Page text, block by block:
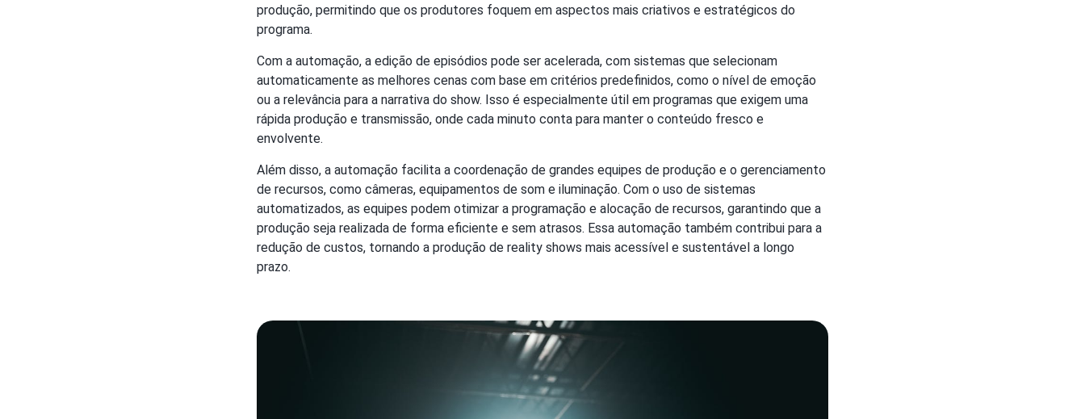
produção, permitindo que os produtores foquem em aspectos mais criativos e estratégicos do
programa.
Com a automação, a edição de episódios pode ser acelerada, com sistemas que selecionam
automaticamente as melhores cenas com base em critérios predefinidos, como o nível de emoção
ou a relevância para a narrativa do show. Isso é especialmente útil em programas que exigem uma
rápida produção e transmissão, onde cada minuto conta para manter o conteúdo fresco e
envolvente.
Além disso, a automação facilita a coordenação de grandes equipes de produção e o gerenciamento
de recursos, como câmeras, equipamentos de som e iluminação. Com o uso de sistemas
automatizados, as equipes podem otimizar a programação e alocação de recursos, garantindo que a
produção seja realizada de forma eficiente e sem atrasos. Essa automação também contribui para a
redução de custos, tornando a produção de reality shows mais acessível e sustentável a longo
prazo.